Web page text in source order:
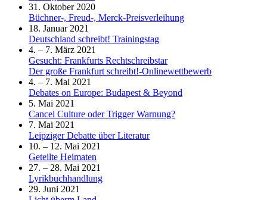
31. Oktober 2020
Büchner-, Freud-, Merck-Preisverleihung
18. Januar 2021
Deutschland schreibt! Trainingstag
4. – 7. März 2021
Gesucht: Frankfurts Rechtschreibstar
Der große Frankfurt schreibt!-Onlinewettbewerb
4. – 7. Mai 2021
Debates on Europe: Budapest & Beyond
5. Mai 2021
Cancel Culture oder Trigger Warnung?
7. Mai 2021
Leipziger Debatte über Literatur
10. – 12. Mai 2021
Geteilte Heimaten
27. – 28. Mai 2021
Lyrikbuchhandlung
29. Juni 2021